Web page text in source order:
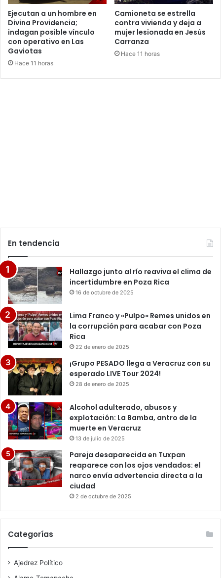
Ejecutan a un hombre en
Divina Providencia;
indagan posible vínculo
con operativo en Las
Gaviotas
Hace 11 horas
Camioneta se estrella
contra vivienda y deja a
mujer lesionada en Jesús
Carranza
Hace 11 horas
En tendencia
Hallazgo junto al río reaviva el clima de
incertidumbre en Poza Rica
16 de octubre de 2025
Lima Franco y «Pulpo» Remes unidos en
la corrupción para acabar con Poza
Rica
22 de enero de 2025
¡Grupo PESADO llega a Veracruz con su
esperado LIVE Tour 2024!
28 de enero de 2025
Alcohol adulterado, abusos y
explotación: La Bamba, antro de la
muerte en Veracruz
13 de julio de 2025
Pareja desaparecida en Tuxpan
reaparece con los ojos vendados: el
narco envía advertencia directa a la
ciudad
2 de octubre de 2025
Categorías
Ajedrez Político